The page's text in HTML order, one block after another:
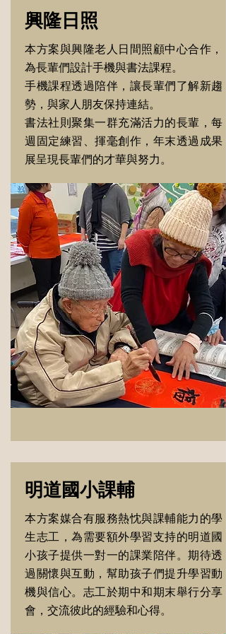
興隆日照
本方案與興隆老人日間照顧中心合作，
為長輩們設計手機與書法課程。
手機課程透過陪伴，讓長輩們了解新趨
勢，與家人朋友保持連結。
書法社則聚集一群充滿活力的長輩，每
週固定練習、揮毫創作，年末透過成果
展呈現長輩們的才華與努力。
明道國小課輔
本方案媒合有服務熱忱與課輔能力的學
生志工，為需要額外學習支持的明道國
小孩子提供一對一的課業陪伴。期待透
過關懷與互動，幫助孩子們提升學習動
機與信心。志工於期中和期末舉行分享
會，交流彼此的經驗和心得。